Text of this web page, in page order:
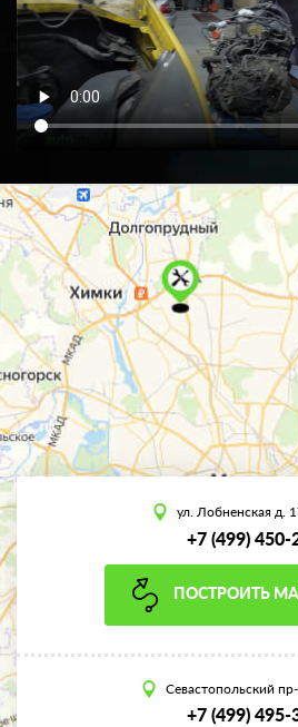
ул. Лобненская д.
+7 (499) 450-
ПОСТРОИТЬ
Севастопольский
+7 (499) 495-